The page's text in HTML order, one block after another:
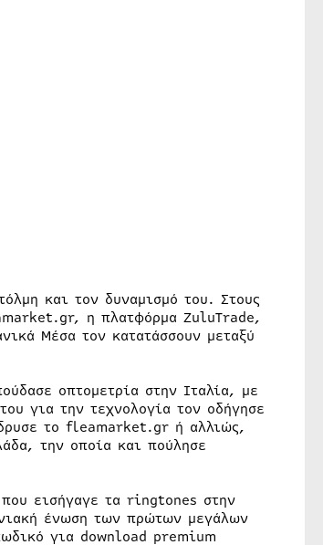
και τον δυναμισμό του. Στους
η πλατφόρμα ZuluTrade,
Μέσα τον κατατάσσουν μεταξύ
οπτομετρία στην Ιταλία, με
για την τεχνολογία τον οδήγησε
το fleamarket.gr ή αλλιώς,
την οποία και πούλησε
εισήγαγε τα ringtones στην
ένωση των πρώτων μεγάλων
για download premium